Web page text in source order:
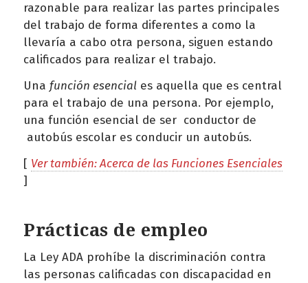
razonable para realizar las partes principales
del trabajo de forma diferentes a como la
llevaría a cabo otra persona, siguen estando
calificados para realizar el trabajo.
Una función esencial es aquella que es central
para el trabajo de una persona. Por ejemplo,
una función esencial de ser conductor de
autobús escolar es conducir un autobús.
[ Ver también: Acerca de las Funciones Esenciales
]
Prácticas de empleo
La Ley ADA prohíbe la discriminación contra
las personas calificadas con discapacidad en